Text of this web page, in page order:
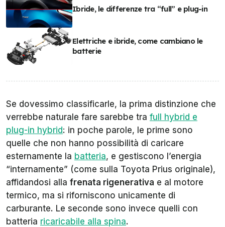
Ibride, le differenze tra “full” e plug-in
Elettriche e ibride, come cambiano le
batterie
Se dovessimo classificarle, la prima distinzione che
verrebbe naturale fare sarebbe tra full hybrid e
plug-in hybrid: in poche parole, le prime sono
quelle che non hanno possibilità di caricare
esternamente la batteria, e gestiscono l’energia
“internamente” (come sulla Toyota Prius originale),
affidandosi alla frenata rigenerativa e al motore
termico, ma si riforniscono unicamente di
carburante. Le seconde sono invece quelli con
batteria ricaricabile alla spina.